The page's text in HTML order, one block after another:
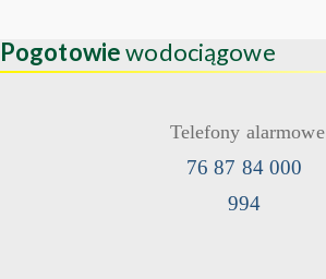
Pogotowiewodociągowe
Telefony alarmowe
76 87 84 000
994